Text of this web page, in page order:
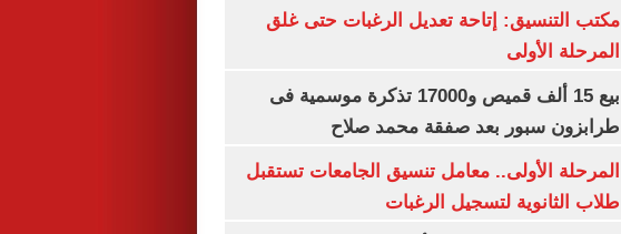
مكتب التنسيق: إتاحة تعديل الرغبات حتى غلق
المرحلة الأولى
بيع 15 ألف قميص و17000 تذكرة موسمية فى
طرابزون سبور بعد صفقة محمد صلاح
المرحلة الأولى.. معامل تنسيق الجامعات تستقبل
طلاب الثانوية لتسجيل الرغبات